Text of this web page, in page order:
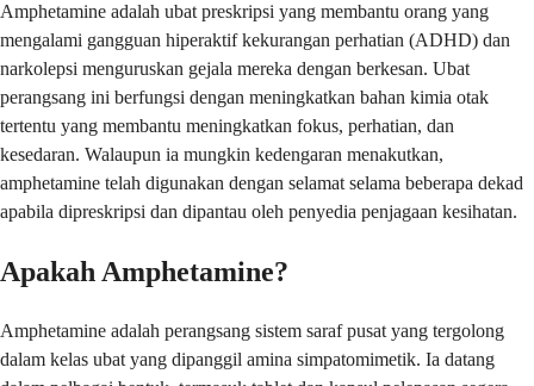
Amphetamine adalah ubat preskripsi yang membantu orang yang
mengalami gangguan hiperaktif kekurangan perhatian (ADHD) dan
narkolepsi menguruskan gejala mereka dengan berkesan. Ubat
perangsang ini berfungsi dengan meningkatkan bahan kimia otak
tertentu yang membantu meningkatkan fokus, perhatian, dan
kesedaran. Walaupun ia mungkin kedengaran menakutkan,
amphetamine telah digunakan dengan selamat selama beberapa dekad
apabila dipreskripsi dan dipantau oleh penyedia penjagaan kesihatan.
Apakah Amphetamine?
Amphetamine adalah perangsang sistem saraf pusat yang tergolong
dalam kelas ubat yang dipanggil amina simpatomimetik. Ia datang